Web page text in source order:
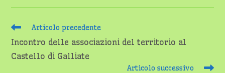
Leggi
articoli
Articolo precedente
Incontro delle associazioni del territorio al
Castello di Galliate
Articolo successivo